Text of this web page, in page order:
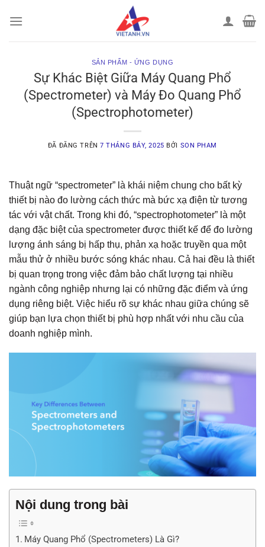
đến
SẢN PHẨM - ỨNG DỤNG
Sự Khác Biệt Giữa Máy Quang Phổ
(Spectrometer) và Máy Đo Quang Phổ
(Spectrophotometer)
ĐÃ ĐĂNG TRÊN7 THÁNG BẢY, 2025 BỞI SON PHAM
Thuật ngữ “spectrometer” là khái niệm chung cho bất kỳ
thiết bị nào đo lường cách thức mà bức xạ điện từ tương
tác với vật chất. Trong khi đó, “spectrophotometer” là một
dạng đặc biệt của spectrometer được thiết kế để đo lường
lượng ánh sáng bị hấp thụ, phản xạ hoặc truyền qua một
mẫu thử ở nhiều bước sóng khác nhau. Cả hai đều là thiết
bị quan trọng trong việc đảm bảo chất lượng tại nhiều
ngành công nghiệp nhưng lại có những đặc điểm và ứng
dụng riêng biệt. Việc hiểu rõ sự khác nhau giữa chúng sẽ
giúp bạn lựa chọn thiết bị phù hợp nhất với nhu cầu của
doanh nghiệp mình.
Nội dung trong bài
Máy Quang Phổ (Spectrometers) Là Gì?